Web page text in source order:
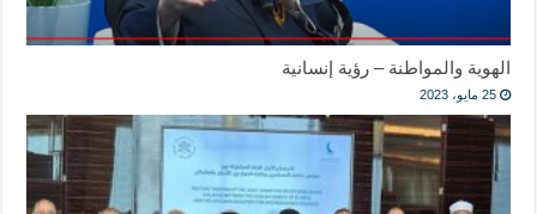
الهوية والمواطنة – رؤية إنسانية
25 مايو، 2023